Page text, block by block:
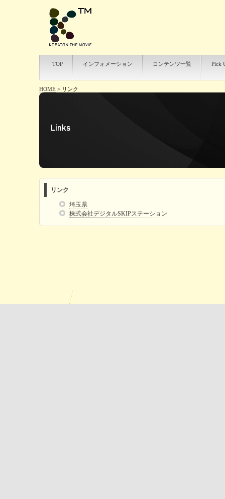
TOP インフォメーション コンテンツ一覧 Pick
HOME> リンク
リンク
埼玉県
株式会社デジタルSKIPステーション